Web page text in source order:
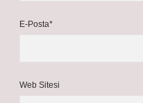
E-Posta*
Web Sitesi